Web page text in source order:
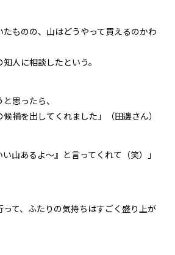
ものの、山はどうやって買えるのかわ
人に相談したという。
思ったら、
補を出してくれました」（田邊さん）
い山あるよ～』と言ってくれて（笑）」
って、ふたりの気持ちはすごく盛り上が